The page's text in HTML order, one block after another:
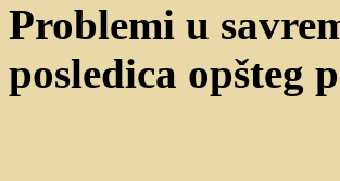
Problemi u
posledica opšteg